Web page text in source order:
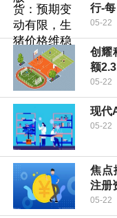
行-
05-22
创耀
额
05-22
现代
05-22
焦点
注册
05-22